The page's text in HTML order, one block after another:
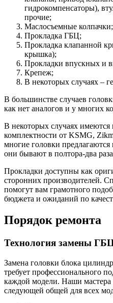
гидрокомпенсаторы),
прочие;
Маслосъемные колпачки;
Прокладка ГБЦ;
Прокладка клапанной
крышка);
Прокладки впускных и
Крепеж;
В некоторых случаях –
В большинстве случаев
как нет аналогов и у многих
В некоторых случаях имеются
комплектности от KSMG,
многие головки
они бывают в полтора-два
Прокладки доступны как
сторонних производителей.
помогут вам грамотного
бюджета и ожиданий по
Порядок ремонта
Технология замены
Замена головки блока
требует профессионального
каждой модели. Наши
следующей общей для всех